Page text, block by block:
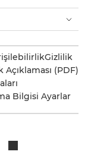
Gizlilik
(PDF)
Bilgisi Ayarlar